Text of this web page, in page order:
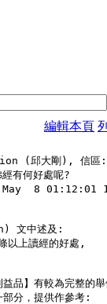
編輯本頁
(邱大剛), 信區
有何好處呢?
May  8 01:12:01
文中述及:
以上讀經的好處,
品】有較為完整的
分，提供作參考: